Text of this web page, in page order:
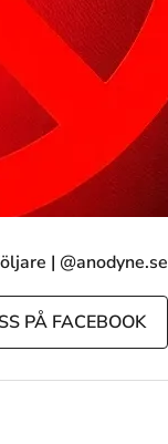
| @anodyne.se
PÅ FACEBOOK